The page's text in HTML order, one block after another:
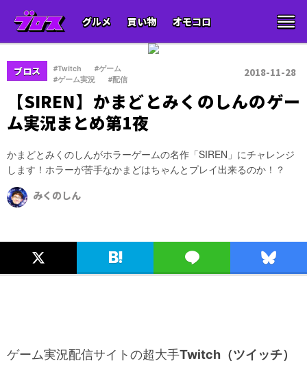
グルメ 買い物 オモコロ
ブロス #Twitch #ゲーム
#ゲーム実況 #配信
2018-11-28
【SIREN】かまどとみくのしんのゲー
ム実況まとめ第1夜
かまどとみくのしんがホラーゲームの名作「SIREN」にチャレンジ
します！ホラーが苦手なかまどはちゃんとプレイ出来るのか！？
みくのしん
ゲーム実況配信サイトの超大手Twitch（ツイッチ）